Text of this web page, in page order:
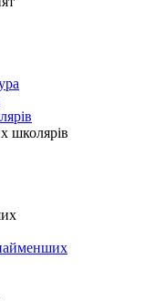
школярів